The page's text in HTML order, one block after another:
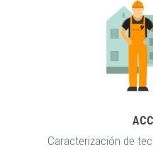
Caracterización de